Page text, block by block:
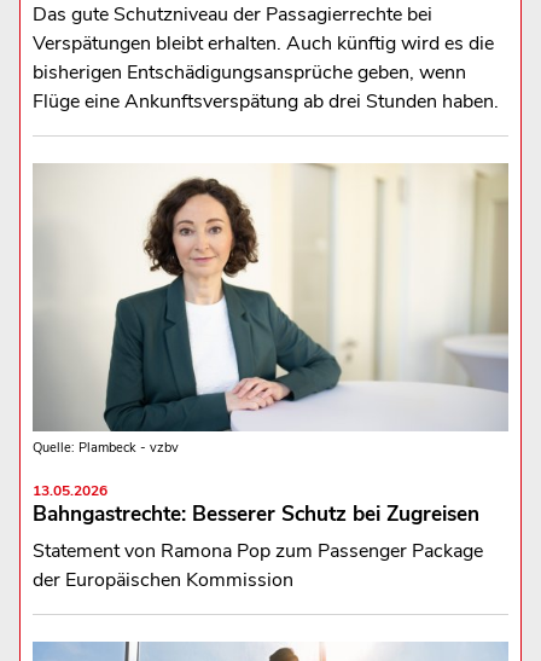
Das gute Schutzniveau der Passagierrechte bei
Verspätungen bleibt erhalten. Auch künftig wird es die
bisherigen Entschädigungsansprüche geben, wenn
Flüge eine Ankunftsverspätung ab drei Stunden haben.
Quelle: Plambeck - vzbv
13.05.2026
Bahngastrechte: Besserer Schutz bei Zugreisen
Statement von Ramona Pop zum Passenger Package
der Europäischen Kommission